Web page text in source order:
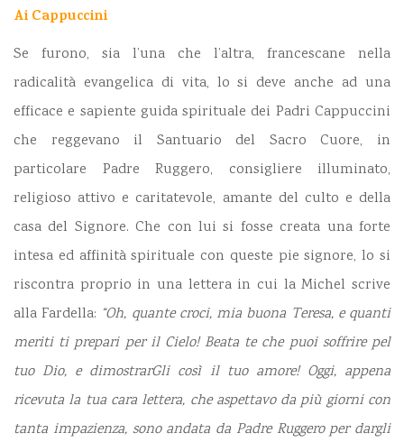
Ai Cappuccini
Se furono, sia l’una che l’altra, francescane nella
radicalità evangelica di vita, lo si deve anche ad una
efficace e sapiente guida spirituale dei Padri Cappuccini
che reggevano il Santuario del Sacro Cuore, in
particolare Padre Ruggero, consigliere illuminato,
religioso attivo e caritatevole, amante del culto e della
casa del Signore. Che con lui si fosse creata una forte
intesa ed affinità spirituale con queste pie signore, lo si
riscontra proprio in una lettera in cui la Michel scrive
alla Fardella: “Oh, quante croci, mia buona Teresa, e quanti
meriti ti prepari per il Cielo! Beata te che puoi soffrire pel
tuo Dio, e dimostrarGli così il tuo amore! Oggi, appena
ricevuta la tua cara lettera, che aspettavo da più giorni con
tanta impazienza, sono andata da Padre Ruggero per dargli